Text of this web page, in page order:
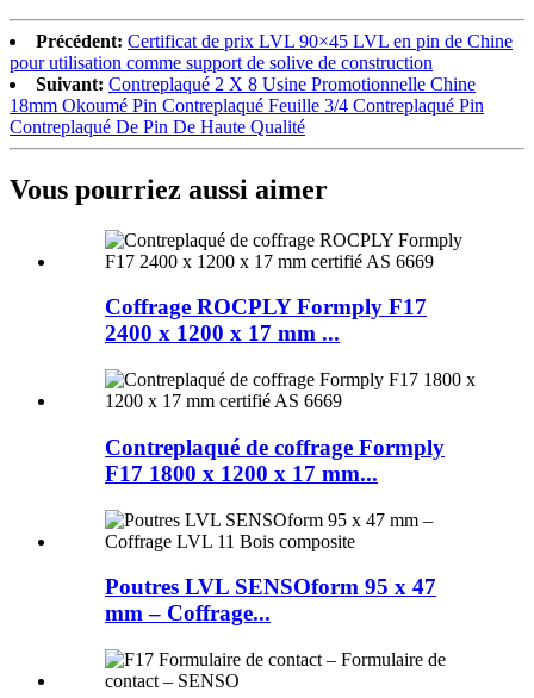
Précédent: Certificat de prix LVL 90×45 LVL en pin de Chine
pour utilisation comme support de solive de construction
Suivant: Contreplaqué 2 X 8 Usine Promotionnelle Chine
18mm Okoumé Pin Contreplaqué Feuille 3/4 Contreplaqué Pin
Contreplaqué De Pin De Haute Qualité
Vous pourriez aussi aimer
Coffrage ROCPLY Formply F17
2400 x 1200 x 17 mm ...
Contreplaqué de coffrage Formply
F17 1800 x 1200 x 17 mm...
Poutres LVL SENSOform 95 x 47
mm – Coffrage...